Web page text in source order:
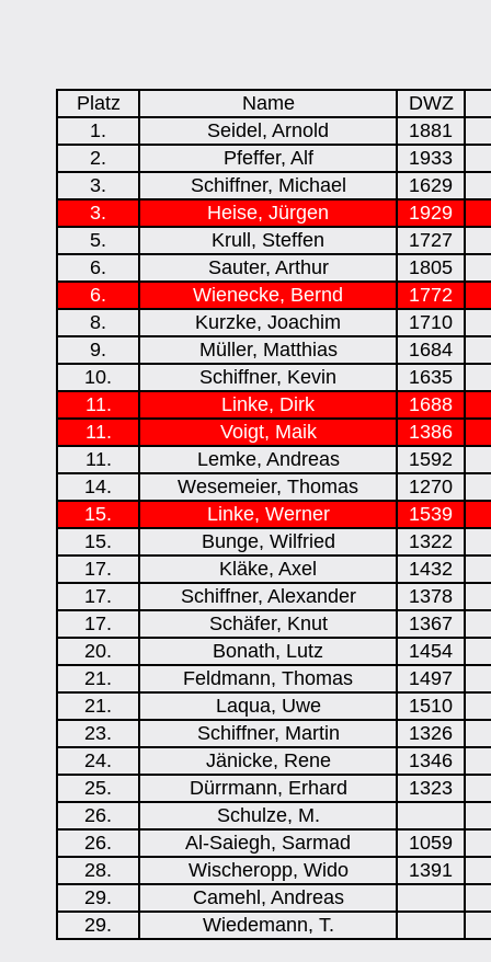
Platz Name
DWZ
1.
Seidel, Arnold
1881
2.
Pfeffer, Alf
1933
3.
Schiffner, Michael
1629
3.
Heise, Jürgen
1929
5.
Krull, Steffen
1727
6.
Sauter, Arthur
1805
6.
Wienecke, Bernd
1772
8.
Kurzke, Joachim
1710
9.
Müller, Matthias
1684
10.
Schiffner, Kevin
1635
11.
Linke, Dirk
1688
11.
Voigt, Maik
1386
11.
Lemke, Andreas
1592
14.
Wesemeier, Thomas
1270
15.
Linke, Werner
1539
15.
Bunge, Wilfried
1322
17.
Kläke, Axel
1432
17.
Schiffner, Alexander
1378
17.
Schäfer, Knut
1367
20.
Bonath, Lutz
1454
21.
Feldmann, Thomas
1497
21.
Laqua, Uwe
1510
23.
Schiffner, Martin
1326
24.
Jänicke, Rene
1346
25.
Dürrmann, Erhard
1323
26.
Schulze, M.
26.
Al-Saiegh, Sarmad
1059
28.
Wischeropp, Wido
1391
29.
Camehl, Andreas
29.
Wiedemann, T.